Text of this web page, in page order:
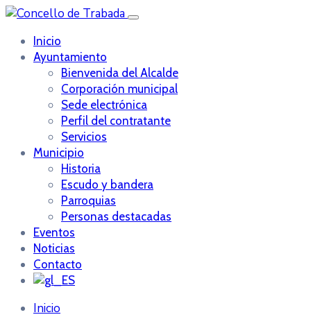
Inicio
Ayuntamiento
Bienvenida del Alcalde
Corporación municipal
Sede electrónica
Perfil del contratante
Servicios
Municipio
Historia
Escudo y bandera
Parroquias
Personas destacadas
Eventos
Noticias
Contacto
Inicio